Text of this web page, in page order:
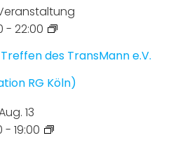
- 22:00
des TransMann e.V.
RG Köln)
13
- 19:00